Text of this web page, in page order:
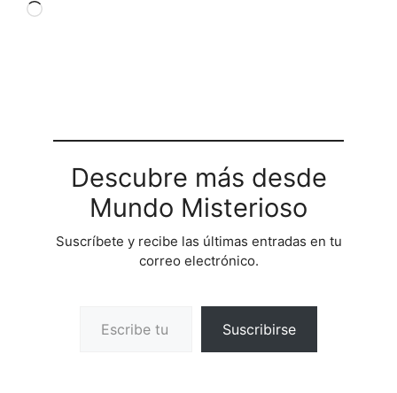
Cargando...
Descubre más desde
Mundo Misterioso
Suscríbete y recibe las últimas entradas en tu
correo electrónico.
Suscribirse